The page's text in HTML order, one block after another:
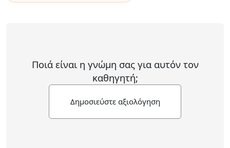
Ποιά είναι η γνώμη σας για αυτόν τον
καθηγητή;
Δημοσιεύστε αξιολόγηση